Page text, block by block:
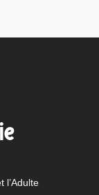
l’Adulte